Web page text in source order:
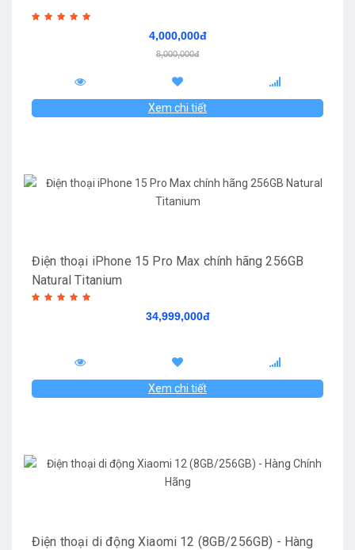
4,000,000đ
8,000,000đ
Xem chi tiết
Điện thoại iPhone 15 Pro Max chính hãng 256GB
Natural Titanium
34,999,000đ
Xem chi tiết
Điện thoại di động Xiaomi 12 (8GB/256GB) - Hàng